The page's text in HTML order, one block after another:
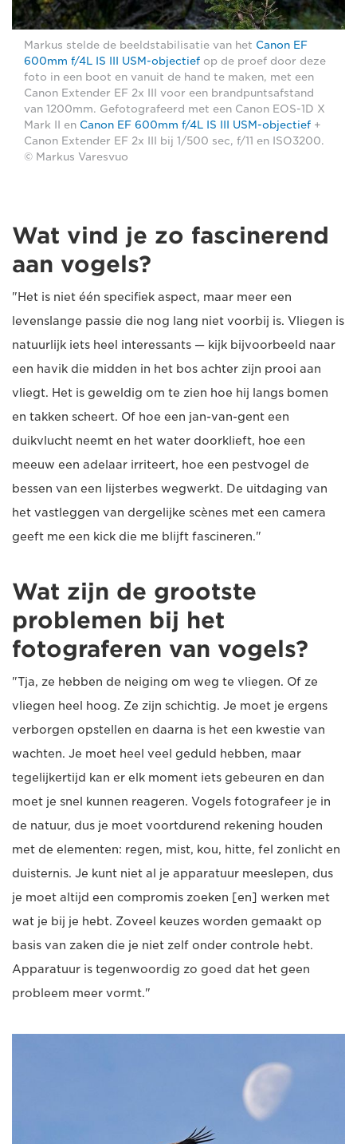
Markus stelde de beeldstabilisatie van het Canon EF
600mm f/4L IS III USM-objectief op de proef door deze
foto in een boot en vanuit de hand te maken, met een
Canon Extender EF 2x III voor een brandpuntsafstand
van 1200mm. Gefotografeerd met een Canon EOS-1D X
Mark II en Canon EF 600mm f/4L IS III USM-objectief +
Canon Extender EF 2x III bij 1/500 sec, f/11 en ISO3200.
© Markus Varesvuo
Wat vind je zo fascinerend
aan vogels?
"Het is niet één specifiek aspect, maar meer een
levenslange passie die nog lang niet voorbij is. Vliegen is
natuurlijk iets heel interessants — kijk bijvoorbeeld naar
een havik die midden in het bos achter zijn prooi aan
vliegt. Het is geweldig om te zien hoe hij langs bomen
en takken scheert. Of hoe een jan-van-gent een
duikvlucht neemt en het water doorklieft, hoe een
meeuw een adelaar irriteert, hoe een pestvogel de
bessen van een lijsterbes wegwerkt. De uitdaging van
het vastleggen van dergelijke scènes met een camera
geeft me een kick die me blijft fascineren."
Wat zijn de grootste
problemen bij het
fotograferen van vogels?
"Tja, ze hebben de neiging om weg te vliegen. Of ze
vliegen heel hoog. Ze zijn schichtig. Je moet je ergens
verborgen opstellen en daarna is het een kwestie van
wachten. Je moet heel veel geduld hebben, maar
tegelijkertijd kan er elk moment iets gebeuren en dan
moet je snel kunnen reageren. Vogels fotografeer je in
de natuur, dus je moet voortdurend rekening houden
met de elementen: regen, mist, kou, hitte, fel zonlicht en
duisternis. Je kunt niet al je apparatuur meeslepen, dus
je moet altijd een compromis zoeken [en] werken met
wat je bij je hebt. Zoveel keuzes worden gemaakt op
basis van zaken die je niet zelf onder controle hebt.
Apparatuur is tegenwoordig zo goed dat het geen
probleem meer vormt."